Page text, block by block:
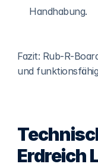
Handhabung.
Fazit: Rub-R-
und
Erdreich